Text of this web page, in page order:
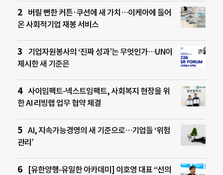
버릴 뻔한 커튼·쿠션에 새 가치…이케아에 들어
온 사회적기업 재봉 서비스
기업자원봉사의 ‘진짜 성과’는 무엇인가…UN이
제시한 새 기준은
사이임팩트-넥스트임팩트, 사회복지 현장을 위
한 AI 리빙랩 업무 협약 체결
AI, 지속가능경영의 새 기준으로…기업들 ‘위험
관리’
[유한양행-유일한 아카데미] 이호영 대표 “선의